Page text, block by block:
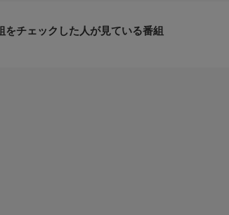
をチェックした人が見ている番組